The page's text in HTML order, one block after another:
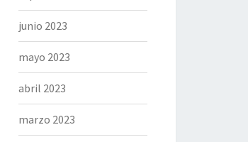
junio 2023
mayo 2023
abril 2023
marzo 2023